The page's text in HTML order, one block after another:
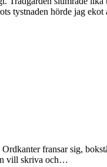
tystnaden hörde jag ekot
fransar sig,
vill skriva och…